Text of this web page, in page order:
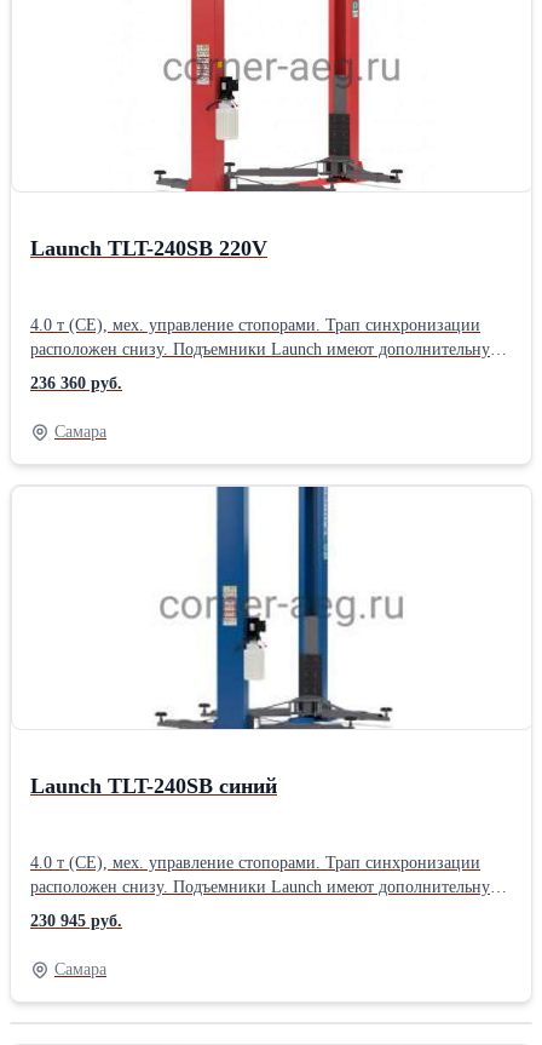
производителей, имеющих маркировку 4 тонны (не
Назначение: Для автосервиса Тип: Электрогидравлические
Количество стоек: Двухстоечные Грузоподъемность: 3,5 тонны
Launch TLT-240SB 220V
4.0 т (CE), мех. управление стопорами. Трап синхронизации
расположен снизу. Подъемники Launch имеют дополнительную
защиту тросов и шлангов в трапе синхронизации - снизу -
металлической короб, исключающий контакт троса и
гидравлических шлангов и штуцеров с полом и защищающий
их от грязи и влаги. Двухстоечные подъемники Launch
сертифицированы по европейским стандартам CE, таким
образом фактическая грузоподъемность даже базовых моделей в
3.5 тонны превосходит аналоги других китайских
производителей, имеющих маркировку 4 тонны (не
сертифицированных по стандартам CE).Производитель: Launch
Назначение: Для автосервиса Тип: Электрогидравлические
Количество стоек: Двухстоечные Грузоподъемность: 4 тонны
236 360 руб.
Самара
Launch TLT-240SB синий
4.0 т (CE), мех. управление стопорами. Трап синхронизации
расположен снизу. Подъемники Launch имеют дополнительную
защиту тросов и шлангов в трапе синхронизации - снизу -
металлической короб, исключающий контакт троса и
гидравлических шлангов и штуцеров с полом и защищающий
их от грязи и влаги. Двухстоечные подъемники Launch
сертифицированы по европейским стандартам CE, таким
230 945 руб.
Самара